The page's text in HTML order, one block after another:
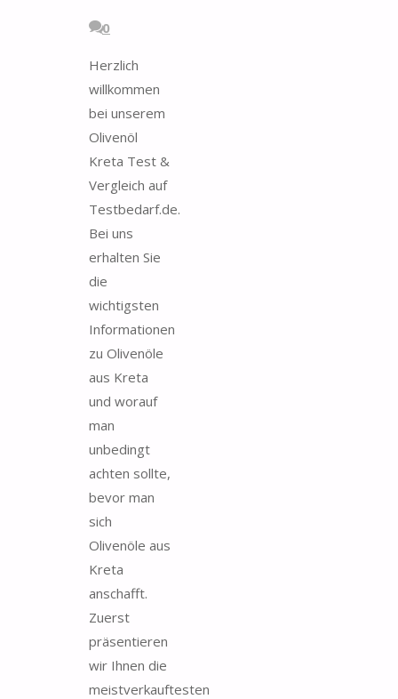
0
Herzlich
willkommen
bei unserem
Olivenöl
Kreta Test &
Vergleich auf
Testbedarf.de.
Bei uns
erhalten Sie
die
wichtigsten
Informationen
zu Olivenöle
aus Kreta
und worauf
man
unbedingt
achten sollte,
bevor man
sich
Olivenöle aus
Kreta
anschafft.
Zuerst
präsentieren
wir Ihnen die
meistverkauftesten